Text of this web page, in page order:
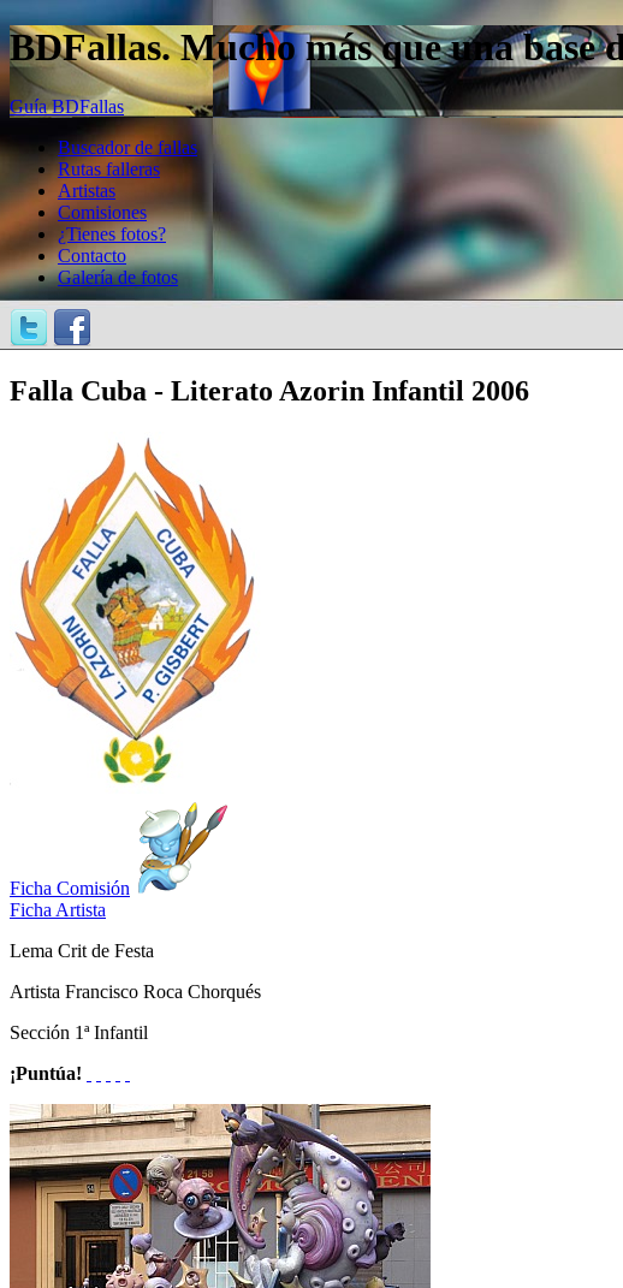
BDFallas. Mucho más que una base
Guía BDFallas
Buscador de fallas
Rutas falleras
Artistas
Comisiones
¿Tienes fotos?
Contacto
Galería de fotos
Falla Cuba - Literato Azorin Infantil 2006
Ficha Comisión
Ficha Artista
Lema Crit de Festa
Artista Francisco Roca Chorqués
Sección 1ª Infantil
¡Puntúa!